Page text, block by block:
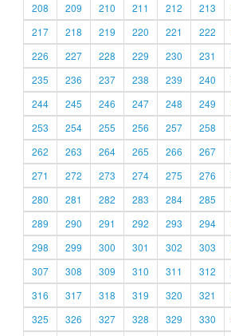
208
209 210 211 212 213
217
218 219 220 221 222
226
227 228 229 230 231
235
236 237 238 239 240
244
245 246 247 248 249
253
254 255 256 257 258
262
263 264 265 266 267
271
272 273 274 275 276
280
281 282 283 284 285
289
290 291 292 293 294
298
299 300 301 302 303
307
308 309 310 311 312
316
317 318 319 320 321
325
326 327 328 329 330